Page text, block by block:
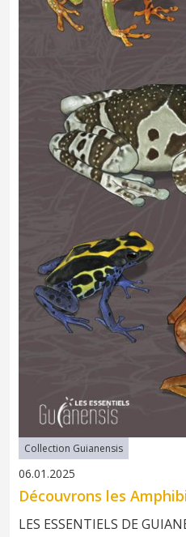
Collection Guianensis
06.01.2025
Découvrons les
LES ESSENTIELS DE